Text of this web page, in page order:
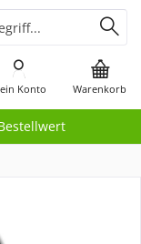
Warenkorb
Konto